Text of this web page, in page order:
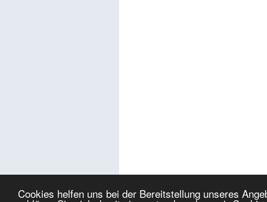
Cookies helfen uns bei der Bereitstellung unseres